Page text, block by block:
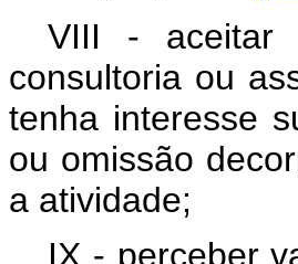
VIII - aceitar
consultoria ou
tenha interesse
ou omissão
a atividade;
IX - perceber